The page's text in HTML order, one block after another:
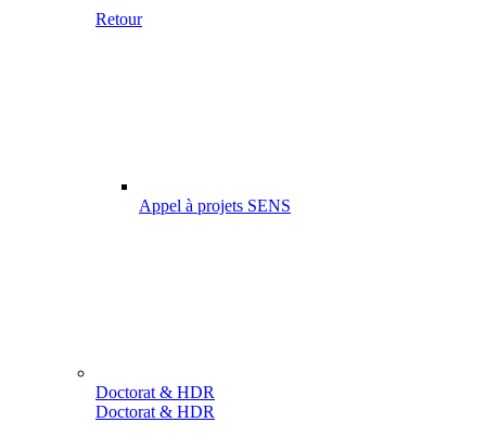
Retour
Appel à projets SENS
Doctorat & HDR
Doctorat & HDR